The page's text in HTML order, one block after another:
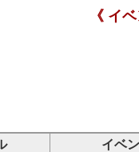
《 イ
イベ